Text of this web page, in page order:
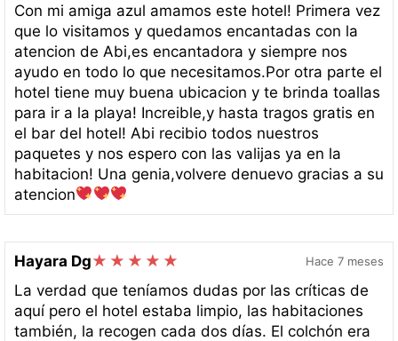
Con mi amiga azul amamos este hotel! Primera vez
que lo visitamos y quedamos encantadas con la
atencion de Abi,es encantadora y siempre nos
ayudo en todo lo que necesitamos.Por otra parte el
hotel tiene muy buena ubicacion y te brinda toallas
para ir a la playa! Increible,y hasta tragos gratis en
el bar del hotel! Abi recibio todos nuestros
paquetes y nos espero con las valijas ya en la
habitacion! Una genia,volvere denuevo gracias a su
atencion
Hayara Dg Hace 7 meses
La verdad que teníamos dudas por las críticas de
aquí pero el hotel estaba limpio, las habitaciones
también, la recogen cada dos días. El colchón era